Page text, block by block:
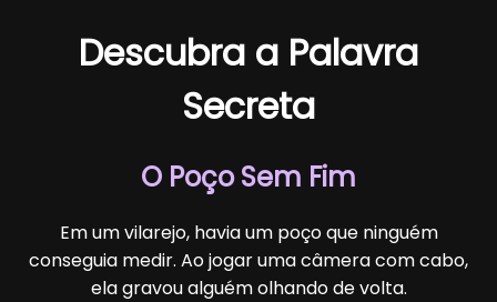
Descubra a Palavra
Secreta
O Poço Sem Fim
Em um vilarejo, havia um poço que ninguém
conseguia medir. Ao jogar uma câmera com cabo,
ela gravou alguém olhando de volta.